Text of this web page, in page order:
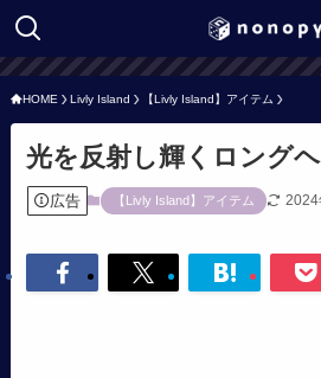
HOME Livly Island 【Livly Island】アイテム
光を反射し輝くロングヘ
広告 【Livly Island】アイテム 2024